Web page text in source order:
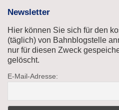
Newsletter
Hier können Sie sich für den
(täglich) von Bahnblogstelle
nur für diesen Zweck
gelöscht.
E-Mail-Adresse: